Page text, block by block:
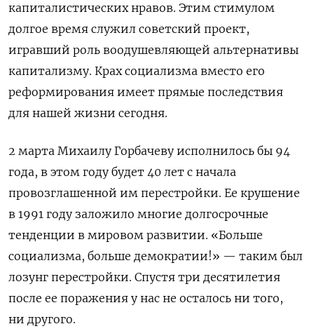
капиталистических нравов. Этим стимулом
долгое время служил советский проект,
игравший роль воодушевляющей альтернативы
капитализму. Крах социализма вместо его
реформирования имеет прямые последствия
для нашей жизни сегодня.
2 марта Михаилу Горбачеву исполнилось бы 94
года, в этом году будет 40 лет с начала
провозглашенной им перестройки. Ее крушение
в 1991 году заложило многие долгосрочные
тенденции в мировом развитии. «Больше
социализма, больше демократии!» — таким был
лозунг перестройки. Спустя три десятилетия
после ее поражения у нас не осталось ни того,
ни другого.